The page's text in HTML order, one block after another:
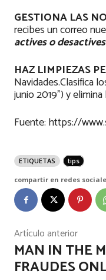
GESTIONA LAS
recibes un correo
actives o
HAZ LIMPIEZAS
Navidades.Clasifica
junio 2019”) y
Fuente: https://
ETIQUETAS tips
compartir en redes
Artículo anterior
MAN IN THE
FRAUDES